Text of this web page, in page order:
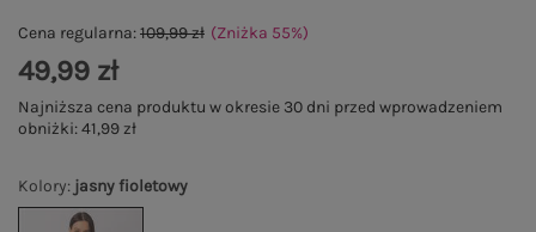
Kolory: jasny fioletowy
Cena regularna:109,99 zł (Zniżka 55%)
49,99 zł
Najniższa cena produktu w okresie 30 dni przed wprowadzeniem
obniżki:41,99 zł